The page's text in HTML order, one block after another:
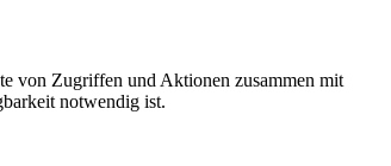
von Zugriffen und Aktionen zusammen mit
notwendig ist.